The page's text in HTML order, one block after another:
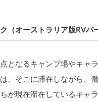
（オーストラリア版RVパ
となるキャンプ場やキャ
、そこに滞在しながら、
が現在滞在しているキャ